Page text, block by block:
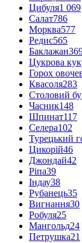
Цибуля1 069
Салат786
Морква577
Редис565
Баклажан
Цукрова
Горох
Квасоля283
Столовий
Часник148
Шпинат117
Селера102
Турецький
Цикорій46
Джондай42
Ріпа39
Індау38
Рубанець35
Вигнання30
Робуля25
Мангольд24
Петрушка21